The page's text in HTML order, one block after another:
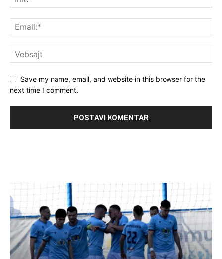
Save my name, email, and website in this browser for the
next time I comment.